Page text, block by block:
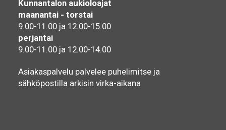
Kunnantalon aukioloajat
maanantai - torstai
9.00-11.00 ja 12.00-15.00
perjantai
9.00-11.00 ja 12.00-14.00
Asiakaspalvelu palvelee puhelimitse ja
sähköpostilla arkisin virka-aikana